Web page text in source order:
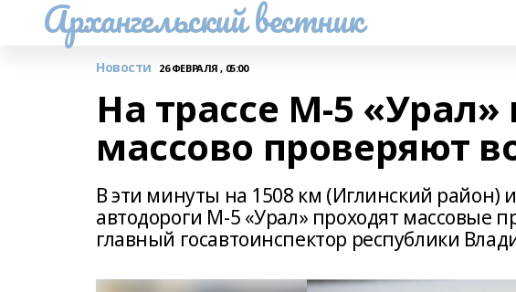
Архангельский вестник
Новости 26 ФЕВРАЛЯ , 05:00
На трассе М-5
массово проверяют
В эти минуты на 1508 км (Иглинский район)
автодороги М-5 «Урал» проходят массовые
главный госавтоинспектор республики